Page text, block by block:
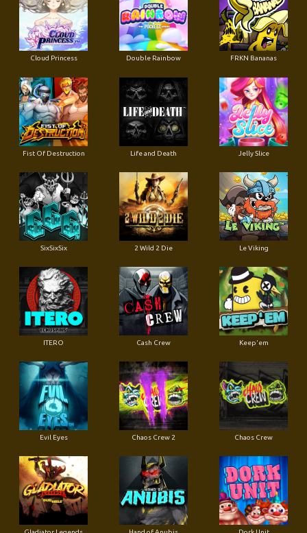
Cloud Princess Double Rainbow FRKN Bananas
Fist Of Destruction Life and Death Jelly Slice
SixSixSix 2 Wild 2 Die Le Viking
ITERO Cash Crew Keep'em
Evil Eyes Chaos Crew 2 Chaos Crew